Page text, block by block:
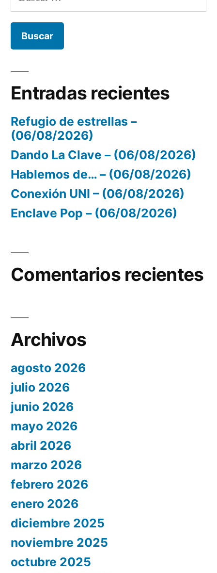
Entradas recientes
Refugio de estrellas –
(06/08/2026)
Dando La Clave – (06/08/2026)
Hablemos de… – (06/08/2026)
Conexión UNI – (06/08/2026)
Enclave Pop – (06/08/2026)
Comentarios recientes
Archivos
agosto 2026
julio 2026
junio 2026
mayo 2026
abril 2026
marzo 2026
febrero 2026
enero 2026
diciembre 2025
noviembre 2025
octubre 2025